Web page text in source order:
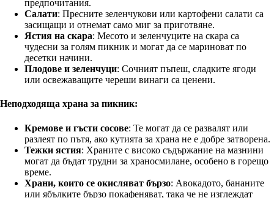
предпочитания.
Салати: Пресните зеленчукови или картофени салати са
засищащи и отнемат само миг за приготвяне.
Ястия на скара: Месото и зеленчуците на скара са
чудесни за голям пикник и могат да се мариноват по
десетки начини.
Плодове и зеленчуци: Сочният пъпеш, сладките ягоди
или освежаващите череши винаги са ценени.
Неподходяща храна за пикник:
Кремове и гъсти сосове: Те могат да се развалят или
разлеят по пътя, ако кутията за храна не е добре затворена.
Тежки ястия: Храните с високо съдържание на мазнини
могат да бъдат трудни за храносмилане, особено в горещо
време.
Храни, които се окисляват бързо: Авокадото, бананите
или ябълките бързо покафеняват, така че не изглеждат